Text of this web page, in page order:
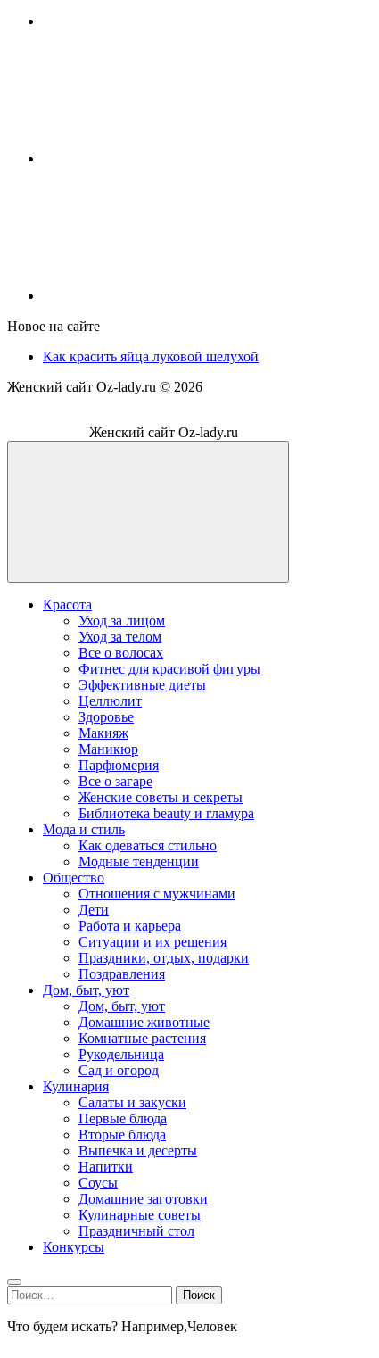
Новое на сайте
Как красить яйца луковой шелухой
Женский сайт Oz-lady.ru © 2026
Женский сайт Oz-lady.ru
Красота
Уход за лицом
Уход за телом
Все о волосах
Фитнес для красивой фигуры
Эффективные диеты
Целлюлит
Здоровье
Макияж
Маникюр
Парфюмерия
Все о загаре
Женские советы и секреты
Библиотека beauty и гламура
Мода и стиль
Как одеваться стильно
Модные тенденции
Общество
Отношения с мужчинами
Дети
Работа и карьера
Ситуации и их решения
Праздники, отдых, подарки
Поздравления
Дом, быт, уют
Дом, быт, уют
Домашние животные
Комнатные растения
Рукодельница
Сад и огород
Кулинария
Салаты и закуски
Первые блюда
Вторые блюда
Выпечка и десерты
Напитки
Соусы
Домашние заготовки
Кулинарные советы
Праздничный стол
Конкурсы
Найти:
Что будем искать? Например,Человек